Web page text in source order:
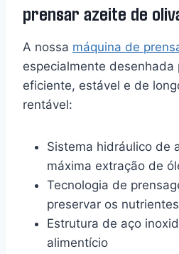
prensar azeite de
A nossa máquina de
especialmente desenhada
eficiente, estável e de
rentável:
Sistema hidráulico de
máxima extração de
Tecnologia de
preservar os
Estrutura de aço
alimentício